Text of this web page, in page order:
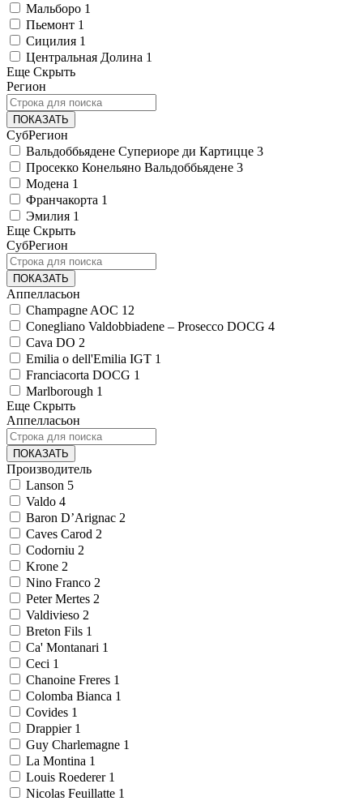
Мальборо 1
Пьемонт 1
Сицилия 1
Центральная Долина 1
Еще Скрыть
Регион
ПОКАЗАТЬ
СубРегион
Вальдоббьядене Супериоре ди Картицце 3
Просекко Конельяно Вальдоббьядене 3
Модена 1
Франчакорта 1
Эмилия 1
Еще Скрыть
СубРегион
ПОКАЗАТЬ
Аппелласьон
Champagne AOC 12
Conegliano Valdobbiadene – Prosecco DOCG 4
Cava DO 2
Emilia o dell'Emilia IGT 1
Franciacorta DOCG 1
Marlborough 1
Еще Скрыть
Аппелласьон
ПОКАЗАТЬ
Производитель
Lanson 5
Valdo 4
Baron D’Arignac 2
Caves Carod 2
Codorniu 2
Krone 2
Nino Franco 2
Peter Mertes 2
Valdivieso 2
Breton Fils 1
Ca' Montanari 1
Ceci 1
Chanoine Freres 1
Colomba Bianca 1
Covides 1
Drappier 1
Guy Charlemagne 1
La Montina 1
Louis Roederer 1
Nicolas Feuillatte 1